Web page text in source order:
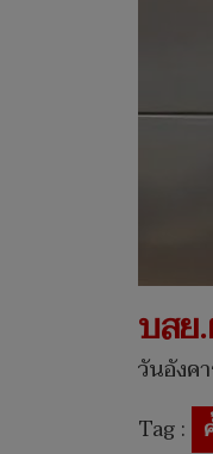
บสย
วันอังค
Tag :